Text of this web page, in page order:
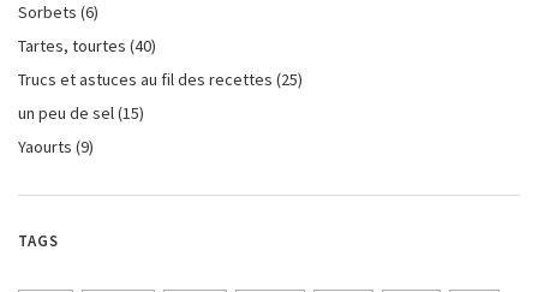
Sorbets (6)
Tartes, tourtes (40)
Trucs et astuces au fil des recettes (25)
un peu de sel(15)
Yaourts (9)
TAGS